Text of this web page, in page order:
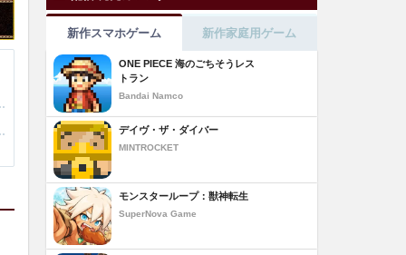
新作スマホゲーム 新作家庭用ゲーム
ONE PIECE 海のごちそうレス
トラン
Bandai Namco
デイヴ・ザ・ダイバー
MINTROCKET
モンスターループ：獣神転生
SuperNova Game